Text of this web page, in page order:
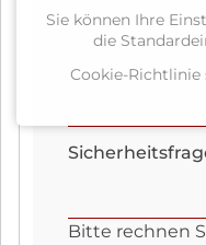
Pflichtfeld
Bitte rechnen
Sie können Ihre
die
Cookie-Richtlinie